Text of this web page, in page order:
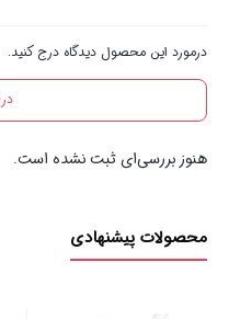
درمورد این محصول دیدگاه درج کنید.
هنوز بررسی‌ای ثبت نشده است.
محصولات پیشنهادی